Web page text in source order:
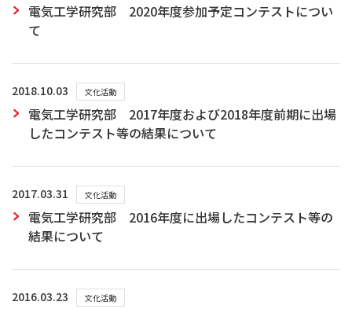
電気工学研究部 2020年度参加予定コンテストについ
て
2018.10.03 文化活動
電気工学研究部 2017年度および2018年度前期に出場
したコンテスト等の結果について
2017.03.31 文化活動
電気工学研究部 2016年度に出場したコンテスト等の
結果について
2016.03.23 文化活動